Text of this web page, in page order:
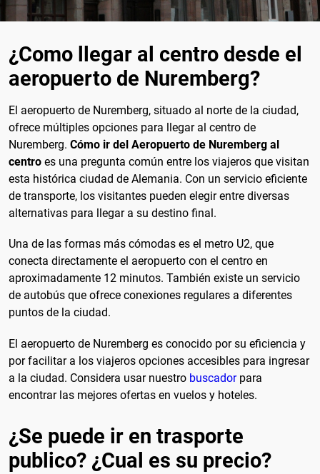
¿Como llegar al centro desde el
aeropuerto de Nuremberg?
El aeropuerto de Nuremberg, situado al norte de la ciudad,
ofrece múltiples opciones para llegar al centro de
Nuremberg. Cómo ir del Aeropuerto de Nuremberg al
centro es una pregunta común entre los viajeros que visitan
esta histórica ciudad de Alemania. Con un servicio eficiente
de transporte, los visitantes pueden elegir entre diversas
alternativas para llegar a su destino final.
Una de las formas más cómodas es el metro U2, que
conecta directamente el aeropuerto con el centro en
aproximadamente 12 minutos. También existe un servicio
de autobús que ofrece conexiones regulares a diferentes
puntos de la ciudad.
El aeropuerto de Nuremberg es conocido por su eficiencia y
por facilitar a los viajeros opciones accesibles para ingresar
a la ciudad. Considera usar nuestro buscadorpara
encontrar las mejores ofertas en vuelos y hoteles.
¿Se puede ir en trasporte
publico? ¿Cual es su precio?